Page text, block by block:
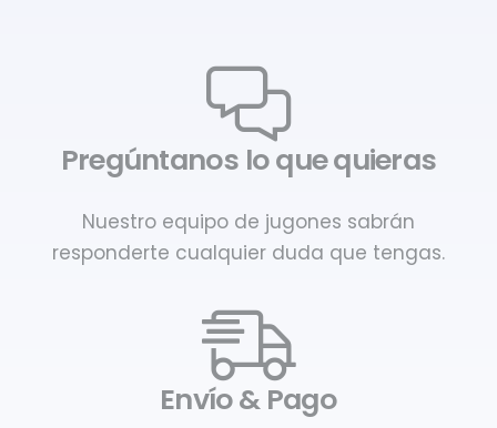
Pregúntanos lo que quieras
Nuestro equipo de jugones sabrán
responderte cualquier duda que tengas.
Envío & Pago